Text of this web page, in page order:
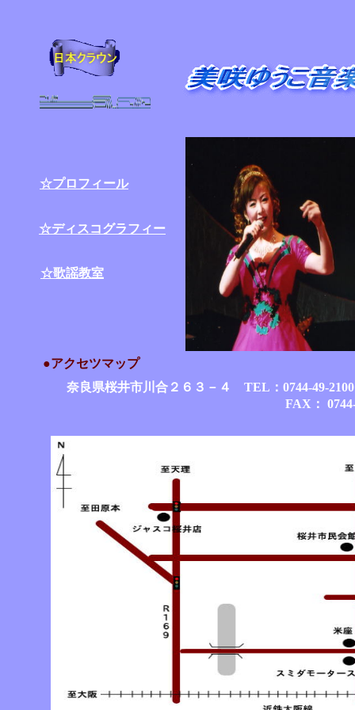
奈良県桜井市川合２６３－４ TEL：0744-
FAX： 0744-49-
●アクセツマップ
☆プロフィール
☆ディスコグラフィー
☆歌謡教室